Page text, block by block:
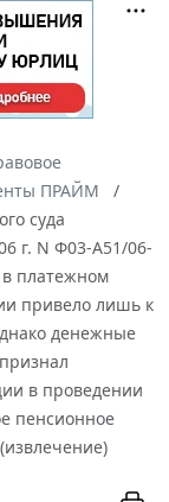
ПРАЙМ
суда
г. N Ф03-А51/06-
в платежном
привело лишь к
денежные
в проведении
пенсионное